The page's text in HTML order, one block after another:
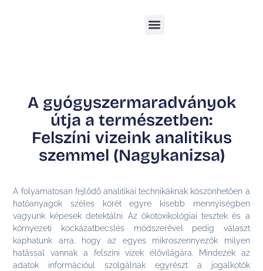
A gyógyszermaradványok
útja a természetben:
Felszíni vizeink analitikus
szemmel (Nagykanizsa)
A folyamatosan fejlődő analitikai technikáknak köszönhetően a
hatóanyagok széles körét egyre kisebb mennyiségben
vagyunk képesek detektálni. Az ökotoxikológiai tesztek és a
környezeti kockázatbecslés módszerével pedig választ
kaphatunk arra, hogy az egyes mikroszennyezők milyen
hatással vannak a felszíni vizek élővilágára. Mindezek az
adatok információul szolgálnak egyrészt a jogalkotók